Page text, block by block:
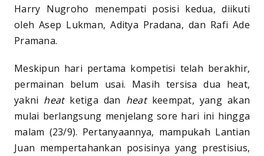
Harry Nugroho menempati posisi kedua, diikuti
oleh Asep Lukman, Aditya Pradana, dan Rafi Ade
Pramana.
Meskipun hari pertama kompetisi telah berakhir,
permainan belum usai. Masih tersisa dua heat,
yakni heatketiga dan heatkeempat, yang akan
mulai berlangsung menjelang sore hari ini hingga
malam (23/9). Pertanyaannya, mampukah Lantian
Juan mempertahankan posisinya yang prestisius,